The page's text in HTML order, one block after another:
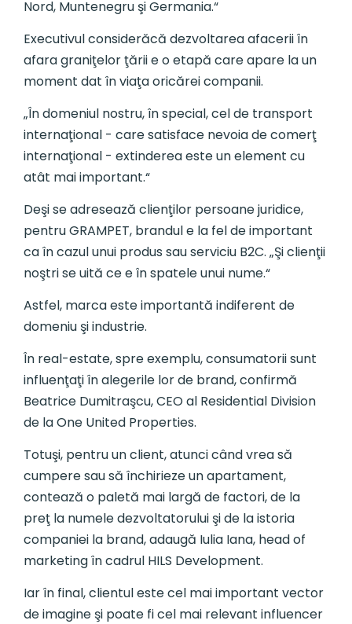
Nord, Muntenegru şi Germania.“
Executivul considerăcă dezvoltarea afacerii în
afara graniţelor ţării e o etapă care apare la un
moment dat în viaţa oricărei companii.
„În domeniul nostru, în special, cel de transport
internaţional - care satisface nevoia de comerţ
internaţional - extinderea este un element cu
atât mai important.“
Deşi se adresează clienţilor persoane juridice,
pentru GRAMPET, brandul e la fel de important
ca în cazul unui produs sau serviciu B2C. „Şi clienţii
noştri se uită ce e în spatele unui nume.“
Astfel, marca este importantă indiferent de
domeniu şi industrie.
În real-estate, spre exemplu, consumatorii sunt
influenţaţi în alegerile lor de brand, confirmă
Beatrice Dumitraşcu, CEO al Residential Division
de la One United Properties.
Totuşi, pentru un client, atunci când vrea să
cumpere sau să închirieze un apartament,
contează o paletă mai largă de factori, de la
preţ la numele dezvoltatorului şi de la istoria
companiei la brand, adaugă Iulia Iana, head of
marketing în cadrul HILS Development.
Iar în final, clientul este cel mai important vector
de imagine şi poate fi cel mai relevant influencer